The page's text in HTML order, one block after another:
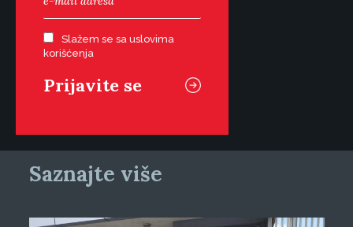
Slažem se sa uslovima
korišćenja
Saznajte više